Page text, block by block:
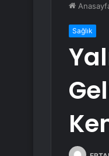
Sağlık